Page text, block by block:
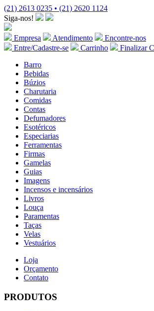
(21) 2613 0235 • (21) 2620 1124
Siga-nos!
Empresa Atendimento
Encontre-nos
Entre/Cadastre-se
Carrinho
Finalizar
Barro
Bebidas
Búzios
Charutaria
Comidas
Contas
Defumadores
Esotéricos
Especiarias
Ferramentas
Firmas
Gamelas
Guias
Imagens
Incensos e incensários
Livros
Louça
Paramentas
Taças
Velas
Vestuários
Loja
Orçamento
Contato
PRODUTOS